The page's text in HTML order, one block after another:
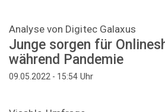
Analyse von Digitec Galaxus
Junge sorgen für
während Pandemie
09.05.2022 - 15:54 Uhr